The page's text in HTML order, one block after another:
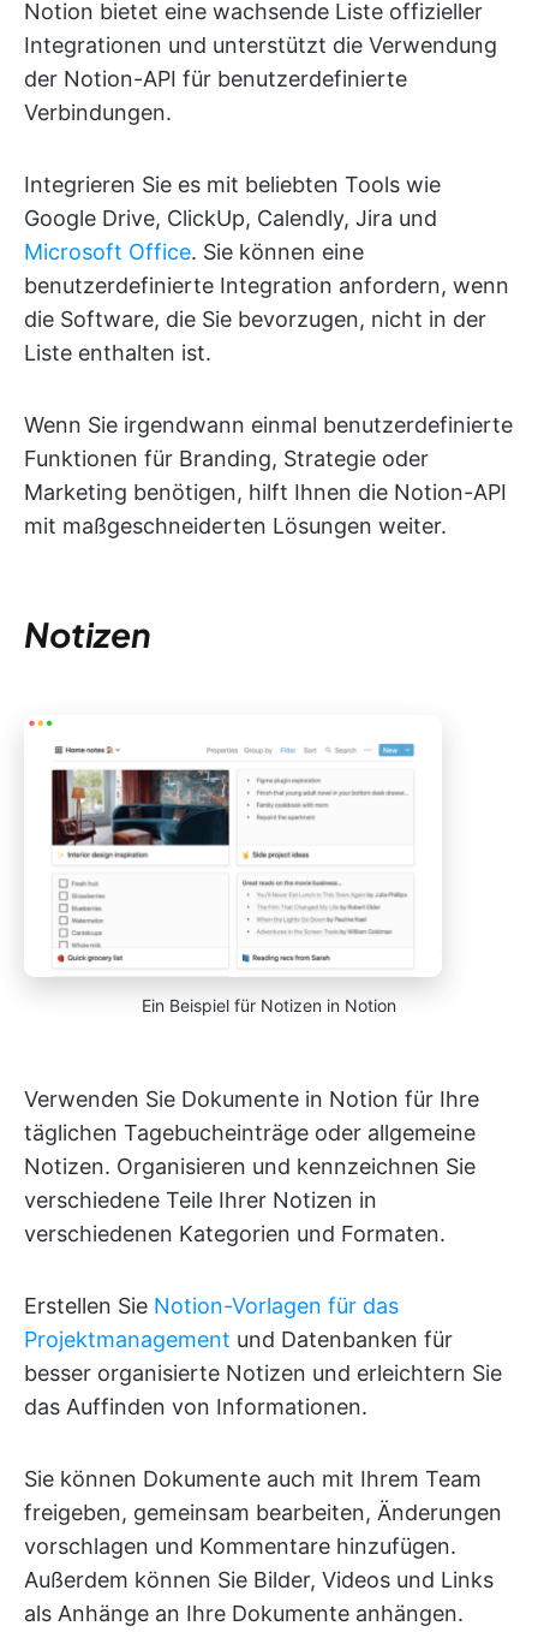
Notion bietet eine wachsende Liste offizieller
Integrationen und unterstützt die Verwendung
der Notion-API für benutzerdefinierte
Verbindungen.
Integrieren Sie es mit beliebten Tools wie
Google Drive, ClickUp, Calendly, Jira und
Microsoft Office. Sie können eine
benutzerdefinierte Integration anfordern, wenn
die Software, die Sie bevorzugen, nicht in der
Liste enthalten ist.
Wenn Sie irgendwann einmal benutzerdefinierte
Funktionen für Branding, Strategie oder
Marketing benötigen, hilft Ihnen die Notion-API
mit maßgeschneiderten Lösungen weiter.
Notizen
Ein Beispiel für Notizen in Notion
Verwenden Sie Dokumente in Notion für Ihre
täglichen Tagebucheinträge oder allgemeine
Notizen. Organisieren und kennzeichnen Sie
verschiedene Teile Ihrer Notizen in
verschiedenen Kategorien und Formaten.
Erstellen Sie Notion-Vorlagen für das
Projektmanagement und Datenbanken für
besser organisierte Notizen und erleichtern Sie
das Auffinden von Informationen.
Sie können Dokumente auch mit Ihrem Team
freigeben, gemeinsam bearbeiten, Änderungen
vorschlagen und Kommentare hinzufügen.
Außerdem können Sie Bilder, Videos und Links
als Anhänge an Ihre Dokumente anhängen.